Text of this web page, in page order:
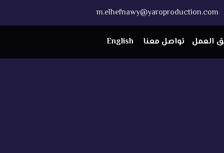
m.elhefnawy@yaroproduction.com
العمل تواصل معنا English